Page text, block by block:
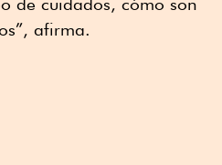
de cuidados, cómo son
afirma.